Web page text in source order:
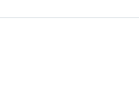
EN SAVOIR PLUS